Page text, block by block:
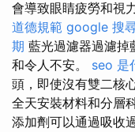
會導致眼睛疲勞和視
道德規範 google 搜
期 藍光過濾器過濾掉
和令人不安。 seo 是
頭，即使沒有雙二核
全天安裝材料和分層
添加劑可以通過吸收